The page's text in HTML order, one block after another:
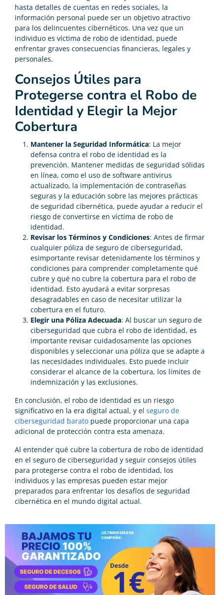
hasta detalles de cuentas en redes sociales, la
información personal puede ser un objetivo atractivo
para los delincuentes cibernéticos. Una vez que un
individuo es víctima de robo de identidad, puede
enfrentar graves consecuencias financieras, legales y
personales.
Consejos Útiles para
Protegerse contra el Robo de
Identidad y Elegir la Mejor
Cobertura
Mantener la Seguridad Informática: La mejor
defensa contra el robo de identidad es la
prevención. Mantener medidas de seguridad sólidas
en línea, como el uso de software antivirus
actualizado, la implementación de contraseñas
seguras y la educación sobre las mejores prácticas
de seguridad cibernética, puede ayudar a reducir el
riesgo de convertirse en víctima de robo de
identidad.
Revisar los Términos y Condiciones: Antes de firmar
cualquier póliza de seguro de ciberseguridad,
esimportante revisar detenidamente los términos y
condiciones para comprender completamente qué
cubre y qué no cubre la cobertura para el robo de
identidad. Esto ayudará a evitar sorpresas
desagradables en caso de necesitar utilizar la
cobertura en el futuro.
Elegir una Póliza Adecuada: Al buscar un seguro de
ciberseguridad que cubra el robo de identidad, es
importante revisar cuidadosamente las opciones
disponibles y seleccionar una póliza que se adapte a
las necesidades individuales. Esto puede incluir
considerar el alcance de la cobertura, los límites de
indemnización y las exclusiones.
En conclusión, el robo de identidad es un riesgo
significativo en la era digital actual, y el seguro de
ciberseguridad barato puede proporcionar una capa
adicional de protección contra esta amenaza.
Al entender qué cubre la cobertura de robo de identidad
en el seguro de ciberseguridad y seguir consejos útiles
para protegerse contra el robo de identidad, los
individuos y las empresas pueden estar mejor
preparados para enfrentar los desafíos de seguridad
cibernética en el mundo digital actual.